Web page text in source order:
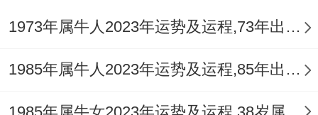
力，营造一个充满爱与关怀的家庭氛围。有
机会通过共同布置婚房、共同参与家务、共
1973年属牛人2023年运势及运程,73年出生的50岁生肖牛2023年每月运势详解
1985年属牛人2023年运势及运程,85年出生的38岁生肖牛2023年每月运势详解